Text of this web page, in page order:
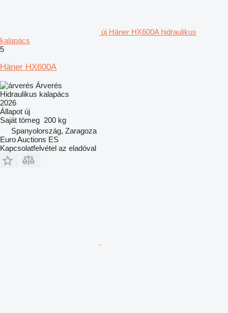
új Häner HX600A hidraulikus
kalapács
5
Häner HX600A
Árverés
Hidraulikus kalapács
2026
Állapot új
Saját tömeg 200 kg
Spanyolország, Zaragoza
Euro Auctions ES
Kapcsolatfelvétel az eladóval